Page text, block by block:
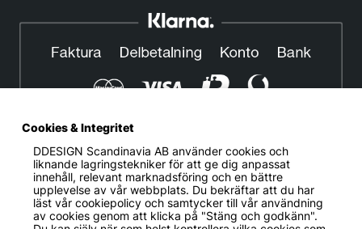
© DDESIGN. Alla rättigheter reserverade.
Om oss|Privacy policy|Cookiepolicy|Köp- och
leveransvillkor
Telefonnummer: 019-507 40 01
Cookies & Integritet
DDESIGN Scandinavia ABanvänder cookies och
liknande lagringstekniker för att ge dig anpassat
innehåll, relevant marknadsföring och en bättre
upplevelse av vår webbplats. Du bekräftar att du har
läst vår cookiepolicy och samtycker till vår användning
av cookies genom att klicka på "Stäng och godkänn".